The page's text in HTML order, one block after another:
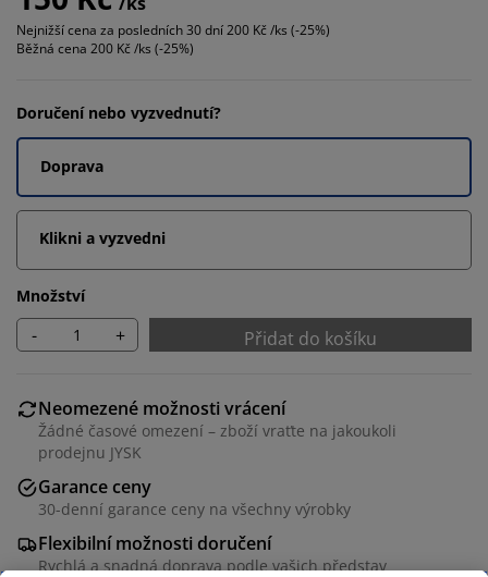
Nejnižší cena za posledních 30 dní200 Kč /ks (-25%)
Běžná cena 200 Kč /ks (-25%)
Doručení nebo vyzvednutí?
Doprava
Klikni a vyzvedni
Množství
- + Přidat do košíku
Neomezené možnosti vrácení
Žádné časové omezení – zboží vraťte na jakoukoli
prodejnu JYSK
Garance ceny
30-denní garance ceny na všechny výrobky
Flexibilní možnosti doručení
Rychlá a snadná doprava podle vašich představ